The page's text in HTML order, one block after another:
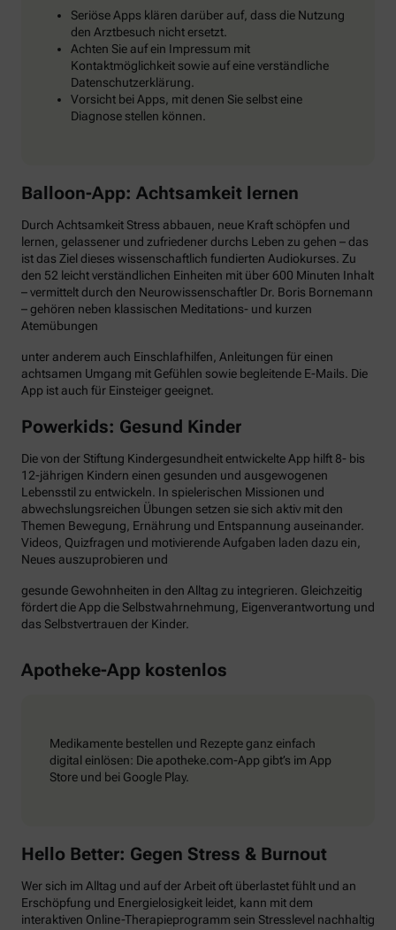
Seriöse Apps klären darüber auf, dass die Nutzung
den Arztbesuch nicht ersetzt.
Achten Sie auf ein Impressum mit
Kontaktmöglichkeit sowie auf eine verständliche
Datenschutzerklärung.
Vorsicht bei Apps, mit denen Sie selbst eine
Diagnose stellen können.
Balloon-App: Achtsamkeit lernen
Durch Achtsamkeit Stress abbauen, neue Kraft schöpfen und
lernen, gelassener und zufriedener durchs Leben zu gehen – das
ist das Ziel dieses wissenschaftlich fundierten Audiokurses. Zu
den 52 leicht verständlichen Einheiten mit über 600 Minuten Inhalt
– vermittelt durch den Neurowissenschaftler Dr. Boris Bornemann
– gehören neben klassischen Meditations- und kurzen
Atemübungen
unter anderem auch Einschlafhilfen, Anleitungen für einen
achtsamen Umgang mit Gefühlen sowie begleitende E-Mails. Die
App ist auch für Einsteiger geeignet.
Powerkids: Gesund Kinder
Die von der Stiftung Kindergesundheit entwickelte App hilft 8- bis
12-jährigen Kindern einen gesunden und ausgewogenen
Lebensstil zu entwickeln. In spielerischen Missionen und
abwechslungsreichen Übungen setzen sie sich aktiv mit den
Themen Bewegung, Ernährung und Entspannung auseinander.
Videos, Quizfragen und motivierende Aufgaben laden dazu ein,
Neues auszuprobieren und
gesunde Gewohnheiten in den Alltag zu integrieren. Gleichzeitig
fördert die App die Selbstwahrnehmung, Eigenverantwortung und
das Selbstvertrauen der Kinder.
Apotheke-App kostenlos
Medikamente bestellen und Rezepte ganz einfach
digital einlösen: Die apotheke.com-App gibt’s im App
Store und bei Google Play.
Hello Better: Gegen Stress & Burnout
Wer sich im Alltag und auf der Arbeit oft überlastet fühlt und an
Erschöpfung und Energielosigkeit leidet, kann mit dem
interaktiven Online-Therapieprogramm sein Stresslevel nachhaltig